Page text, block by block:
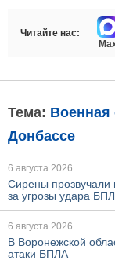
Читайте нас:
Тема: Военная
Донбассе
6 августа 2026
Сирены прозвучали
за угрозы удара
6 августа 2026
В Воронежской
атаки БПЛА